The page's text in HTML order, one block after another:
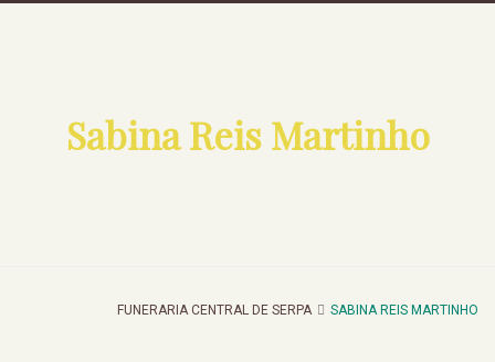
Sabina Reis Martinho
FUNERARIA CENTRAL DE SERPA SABINA REIS MARTINHO